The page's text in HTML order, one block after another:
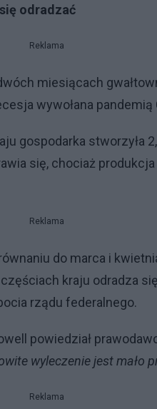
odradzać
Reklama
miesiącach
wywołana pandemią
gospodarka stworzyła
się, chociaż
Reklama
do marca i
kraju odradza
rządu federalnego.
powiedział
wyleczenie jest mało
Reklama